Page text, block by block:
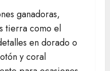
ganadoras,
tierra como el
en dorado o
y coral